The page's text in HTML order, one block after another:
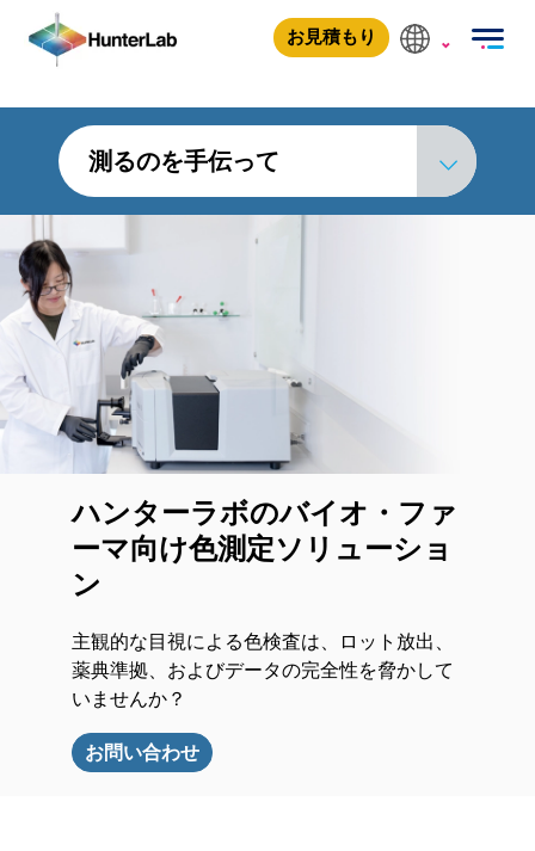
お見積もり
バイオ医薬品
測るのを手伝って
ハンターラボのバイオ・ファ
ーマ向け色測定ソリューショ
ン
主観的な目視による色検査は、ロット放出、
薬典準拠、およびデータの完全性を脅かして
いませんか？
お問い合わせ